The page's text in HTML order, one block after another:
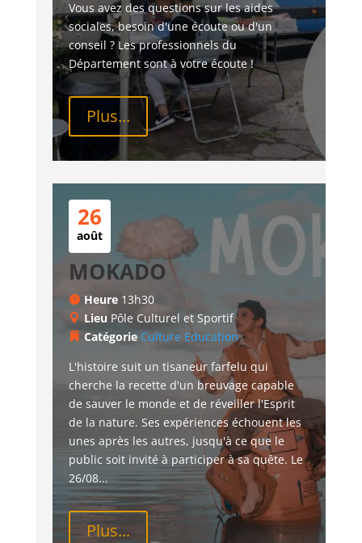
Vous avez des questions sur les aides
sociales, besoin d'une écoute ou d'un
conseil ? Les professionnels du
Département sont à votre écoute !
Plus...
26
août
MOKADO
Heure 13h30
Lieu Pôle Culturel et Sportif
Catégorie Culture Education
L'histoire suit un tisaneur farfelu qui
cherche la recette d'un breuvage capable
de sauver le monde et de réveiller l'Esprit
de la nature. Ses expériences échouent les
unes après les autres, jusqu'à ce que le
public soit invité à participer à sa quête. Le
26/08...
Plus...